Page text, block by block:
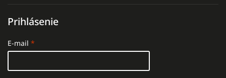
Prihlásenie
E-mail